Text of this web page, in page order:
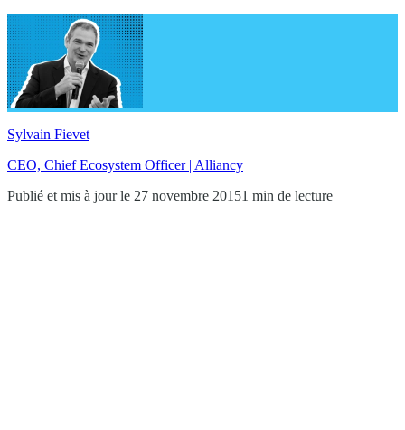
Sylvain Fievet
CEO, Chief Ecosystem Officer | Alliancy
Publié et mis à jour le 27 novembre 20151 min de lecture